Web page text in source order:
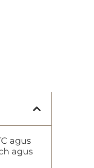
agus
agus